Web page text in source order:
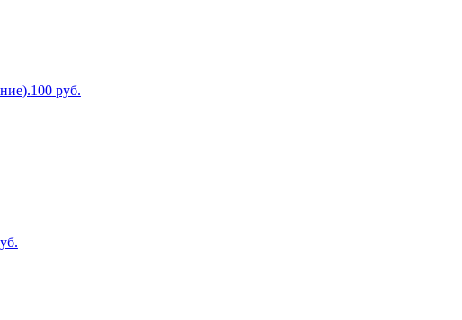
100 руб.